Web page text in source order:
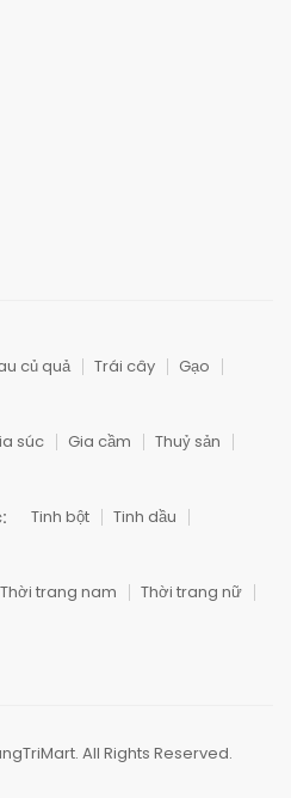
củ quả Trái cây
Gạo
súc Gia cầm
Thuỷ sản
Tinh bột
Tinh dầu
Thời trang nam
Thời trang nữ
All Rights Reserved.